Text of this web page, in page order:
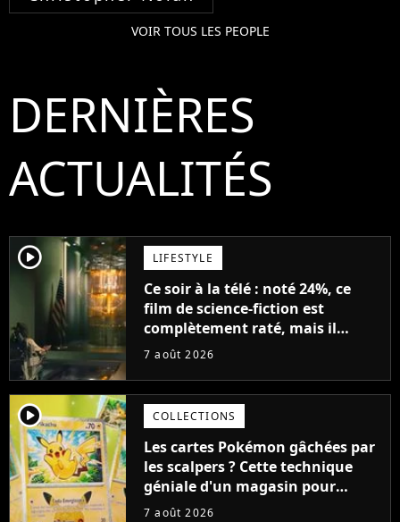
VOIR TOUS LES PEOPLE
DERNIÈRES
ACTUALITÉS
player2 LIFESTYLE
Ce soir à la télé : noté 24%, ce
film de science-fiction est
complètement raté, mais il
aurait pu être encore pire à
7 août 2026
player2 COLLECTIONS
Les cartes Pokémon gâchées par
les scalpers ? Cette technique
géniale d'un magasin pour
ruiner les revendeurs
7 août 2026